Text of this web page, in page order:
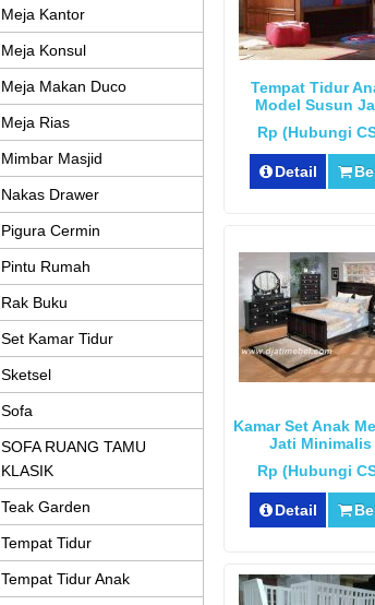
Tempat Tidur
Model Susun
Rp (Hubungi
Detail
Kamar Set Anak
Jati Minimalis
Rp (Hubungi
Detail
Meja Kantor
Meja Konsul
Meja Makan Duco
Meja Rias
Mimbar Masjid
Nakas Drawer
Pigura Cermin
Pintu Rumah
Rak Buku
Set Kamar Tidur
Sketsel
Sofa
SOFA RUANG TAMU
KLASIK
Teak Garden
Tempat Tidur
Tempat Tidur Anak